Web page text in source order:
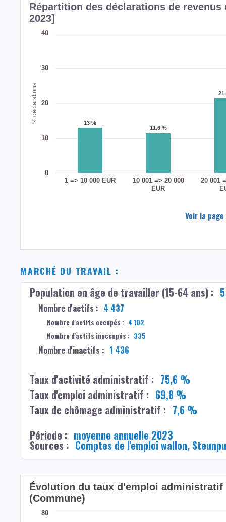
% déclarations
Répartition des déclarations de revenus
2023]
1 => 10 000 EUR
10 001 => 20 000
EUR
20 001
0
10
20
30
40
13 %
13 %
11.6 %
11.6 %
Voir la
MARCHÉ DU TRAVAIL :
Population en âge de travailler (15-64 ans) :
Nombre d'actifs : 4 437
Nombre d'actifs occupés : 4 102
Nombre d'actifs inoccupés : 335
Nombre d'inactifs : 1 436
Taux d'activité administratif : 75,6 %
Taux d'emploi administratif : 69,8 %
Taux de chômage administratif : 7,6 %
Période : moyenne annuelle 2023
Sources : Comptes de l'emploi wallon,
Évolution du taux d'emploi administratif
(Commune)
80